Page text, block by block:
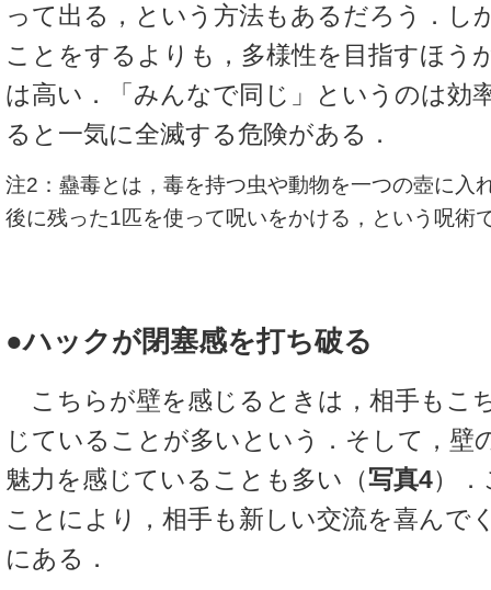
って出る，という方法もあるだろう．し
ことをするよりも，多様性を目指すほう
は高い．「みんなで同じ」というのは効
ると一気に全滅する危険がある．
注2：蠱毒とは，毒を持つ虫や動物を一つの壺に入
後に残った1匹を使って呪いをかける，という呪術
●ハックが閉塞感を打ち破る
こちらが壁を感じるときは，相手もこ
じていることが多いという．そして，壁
魅力を感じていることも多い（写真4）
ことにより，相手も新しい交流を喜んで
にある．